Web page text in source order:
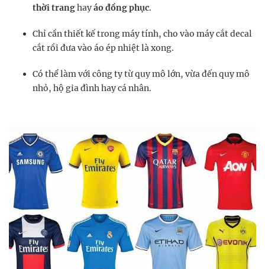
thời tranghayáo đồng phục.
Chỉ cần thiết kế trong máy tính, cho vào máy cắt decal
cắt rồi đưa vào áo ép nhiệt là xong.
Có thể làm với công ty từ quy mô lớn, vừa đến quy mô
nhỏ, hộ gia đình hay cá nhân.